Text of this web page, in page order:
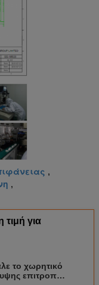
,
,
για
το χωρητικό
επιτροπής